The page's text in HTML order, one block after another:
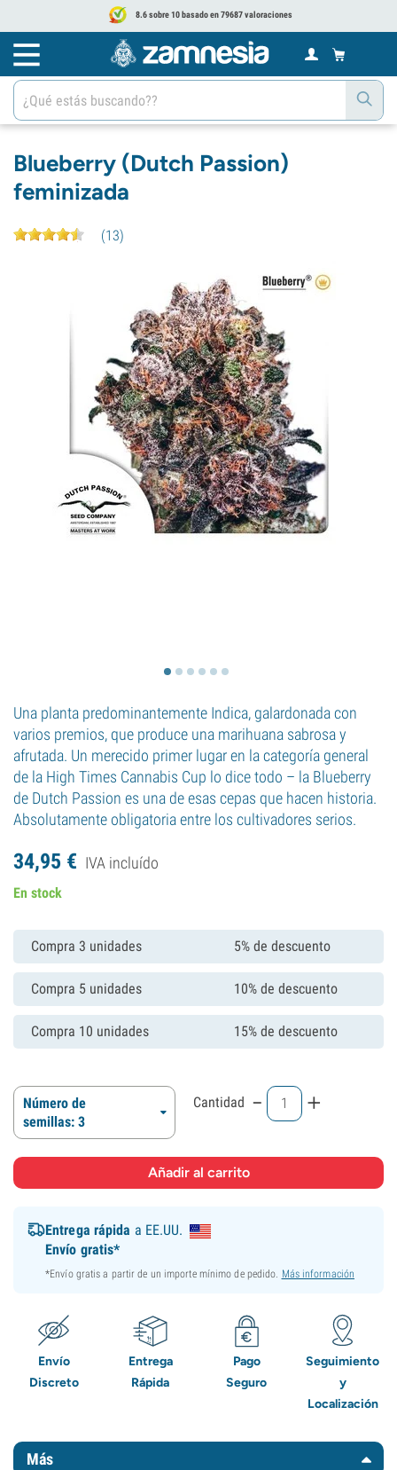
8.6 sobre 10 basado en 79687 valoraciones
Blueberry (Dutch Passion)
feminizada
(13)
Una planta predominantemente Indica, galardonada con
varios premios, que produce una marihuana sabrosa y
afrutada. Un merecido primer lugar en la categoría general
de la High Times Cannabis Cup lo dice todo – la Blueberry
de Dutch Passion es una de esas cepas que hacen historia.
Absolutamente obligatoria entre los cultivadores serios.
34,95 € IVA incluído
En stock
Compra 3 unidades 5% de descuento
Compra 5 unidades 10% de descuento
Compra 10 unidades 15% de descuento
Número de
semillas: 3
Cantidad - +
Entrega rápida a EE.UU.
Envío gratis*
*Envío gratis a partir de un importe mínimo de pedido. Más información
Envío
Discreto
Entrega
Rápida
Pago
Seguro
Seguimiento
y
Localización
Más